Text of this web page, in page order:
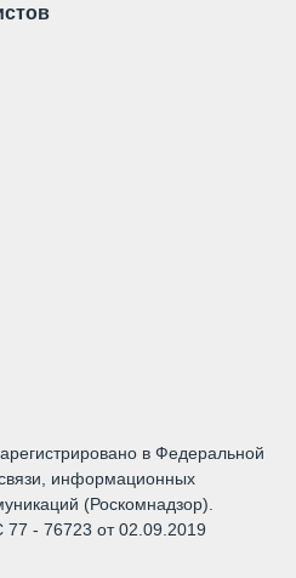
в Федеральной
информационных
(Роскомнадзор).
- 76723 от 02.09.2019